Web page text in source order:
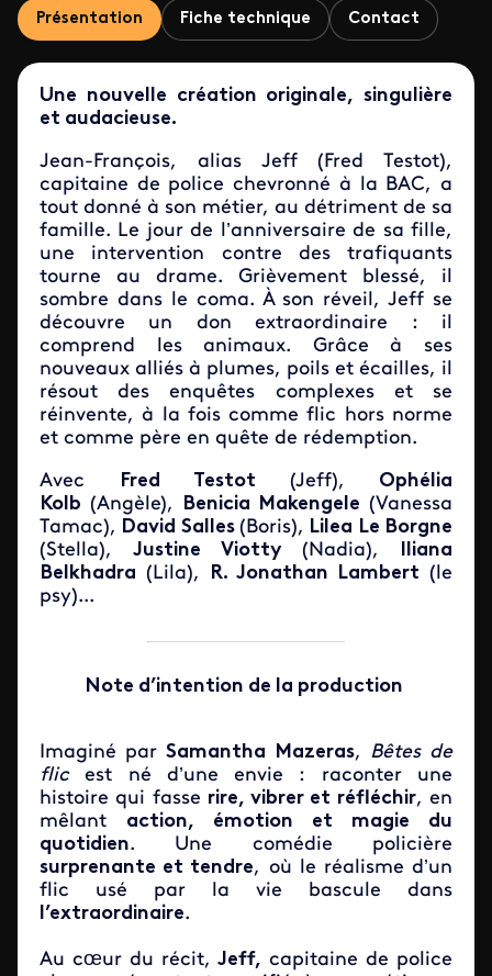
Présentation Fiche technique Contact
Une nouvelle création originale, singulière
et audacieuse.
Jean-François, alias Jeff (Fred Testot),
capitaine de police chevronné à la BAC, a
tout donné à son métier, au détriment de sa
famille. Le jour de l’anniversaire de sa fille,
une intervention contre des trafiquants
tourne au drame. Grièvement blessé, il
sombre dans le coma. À son réveil, Jeff se
découvre un don extraordinaire : il
comprend les animaux. Grâce à ses
nouveaux alliés à plumes, poils et écailles, il
résout des enquêtes complexes et se
réinvente, à la fois comme flic hors norme
et comme père en quête de rédemption.
Avec Fred Testot (Jeff),
Ophélia
Kolb (Angèle), Benicia Makengele (Vanessa
Tamac), David Salles (Boris), Lilea Le Borgne
(Stella), Justine Viotty(Nadia),
Iliana
Belkhadra (Lila), R. Jonathan Lambert (le
psy)...
Note d’intention de la production
Imaginé parSamantha Mazeras, Bêtes de
flicest né d’une envie : raconter une
histoire qui fasse rire, vibrer et réfléchir, en
mêlant action, émotion et magie du
quotidien. Une comédie policière
surprenante et tendre, où le réalisme d’un
flic usé par la vie bascule dans
l’extraordinaire.
Au cœur du récit, Jeff, capitaine de police